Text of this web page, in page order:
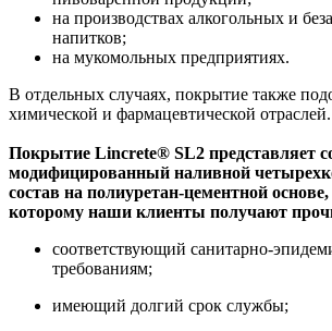
на производствах алкогольных и
напитков;
на мукомольных предприятиях.
В отдельных случаях, покрытие также
химической и фармацевтической отраслей.
Покрытие Lincrete® SL2 представляет
модифицированный наливной
состав на полиуретан-цементной
которому наши клиенты получают
соответствующий санитарно-
требованиям;
имеющий долгий срок службы;